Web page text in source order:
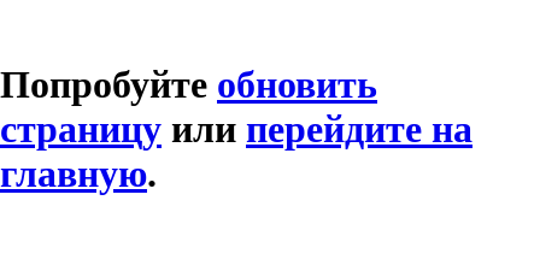
Попробуйте обновить
страницу или перейдите на
главную.